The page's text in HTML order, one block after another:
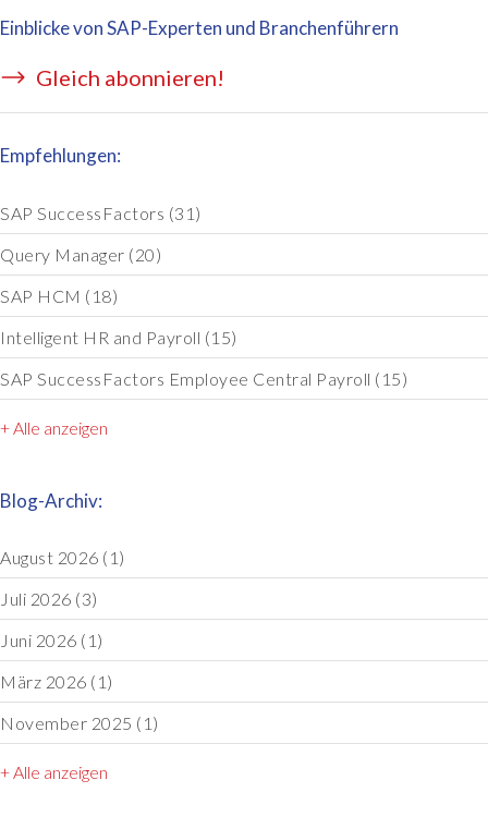
Einblicke von SAP-Experten und Branchenführern
Gleich abonnieren!
Empfehlungen:
SAP SuccessFactors (31)
Query Manager (20)
SAP HCM (18)
Intelligent HR and Payroll (15)
SAP SuccessFactors Employee Central Payroll (15)
+ Alle anzeigen
Blog-Archiv:
August 2026 (1)
Juli 2026 (3)
Juni 2026 (1)
März 2026 (1)
November 2025 (1)
+ Alle anzeigen